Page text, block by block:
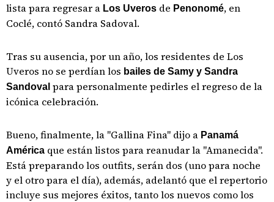
lista para regresar a Los Uveros de Penonomé, en
Coclé, contó Sandra Sadoval.
Tras su ausencia, por un año, los residentes de Los
Uveros no se perdían los bailes de Samy y Sandra
Sandoval para personalmente pedirles el regreso de la
icónica celebración.
Bueno, finalmente, la "Gallina Fina" dijo a Panamá
América que están listos para reanudar la "Amanecida".
Está preparando los outfits, serán dos (uno para noche
y el otro para el día), además, adelantó que el repertorio
incluye sus mejores éxitos, tanto los nuevos como los